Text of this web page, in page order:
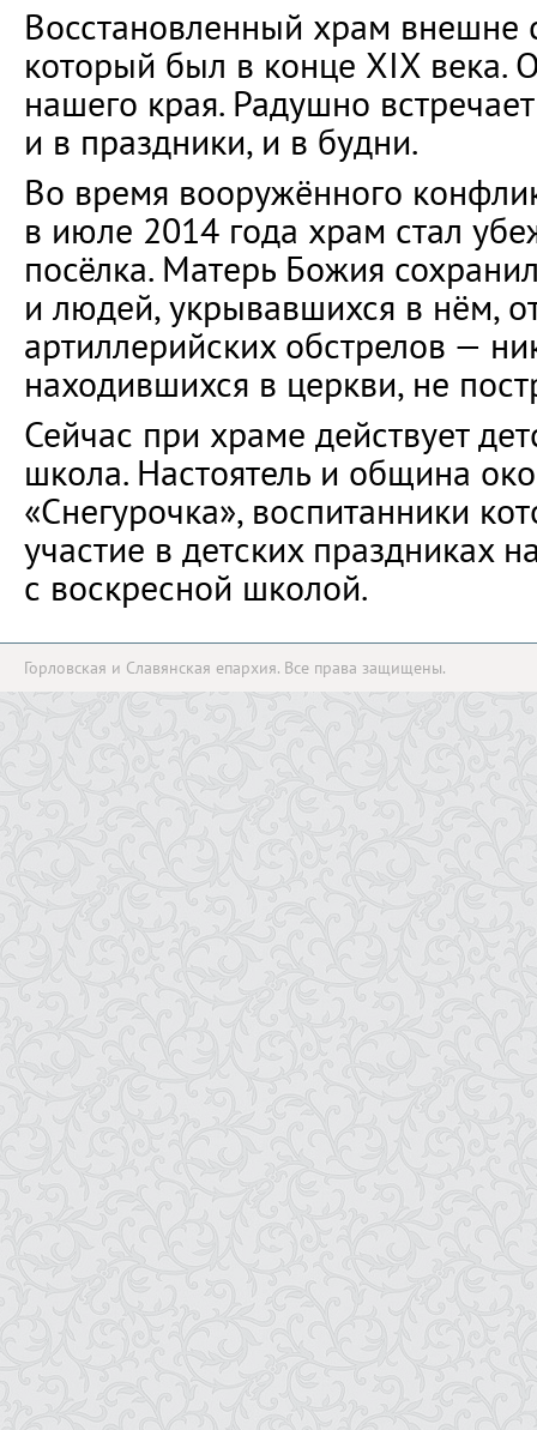
Восстановленный храм внешне
который был в конце XIX века.
нашего края. Радушно
и в праздники, и в будни.
Во время вооружённого
в июле 2014 года храм стал
посёлка. Матерь Божия
и людей, укрывавшихся в нём,
артиллерийских обстрелов —
находившихся в церкви, не
Сейчас при храме действует
школа. Настоятель и община
«Снегурочка», воспитанники
участие в детских праздниках
с воскресной школой.
Горловская и Славянская епархия. Все права защищены.